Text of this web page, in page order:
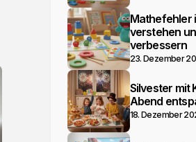
Mathefehler
verstehen
verbessern
23. Dezember
Silvester mit
Abend
18. Dezember